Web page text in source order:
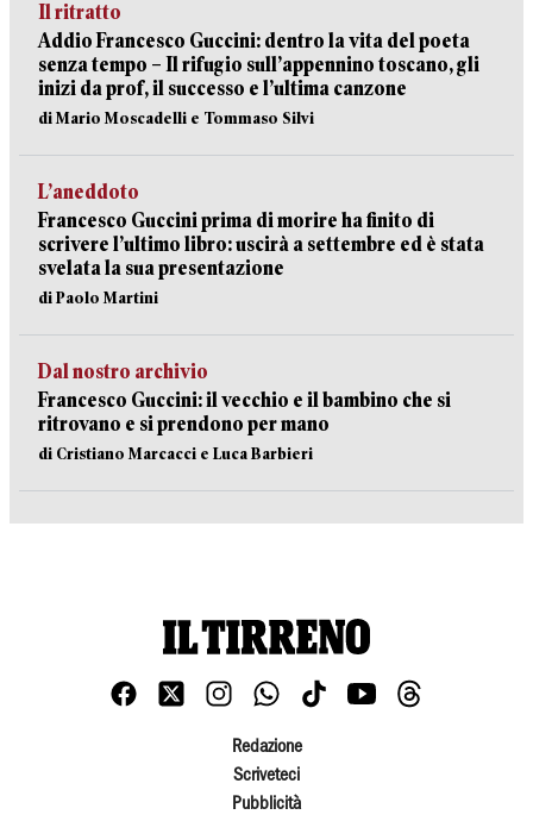
Il ritratto
Addio Francesco Guccini: dentro la vita del poeta
senza tempo – Il rifugio sull’appennino toscano, gli
inizi da prof, il successo e l’ultima canzone
di Mario Moscadelli e Tommaso Silvi
L’aneddoto
Francesco Guccini prima di morire ha finito di
scrivere l’ultimo libro: uscirà a settembre ed è stata
svelata la sua presentazione
di Paolo Martini
Dal nostro archivio
Francesco Guccini: il vecchio e il bambino che si
ritrovano e si prendono per mano
di Cristiano Marcacci e Luca Barbieri
Redazione
Scriveteci
Pubblicità